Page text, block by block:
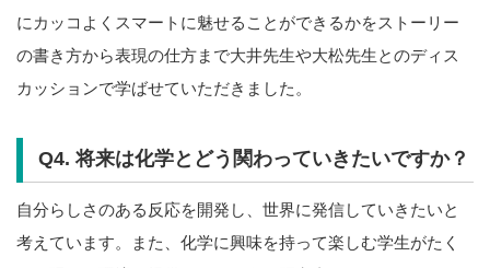
にカッコよくスマートに魅せることができるかをストーリー
の書き方から表現の仕方まで大井先生や大松先生とのディス
カッションで学ばせていただきました。
Q4. 将来は化学とどう関わっていきたいですか？
自分らしさのある反応を開発し、世界に発信していきたいと
考えています。また、化学に興味を持って楽しむ学生がたく